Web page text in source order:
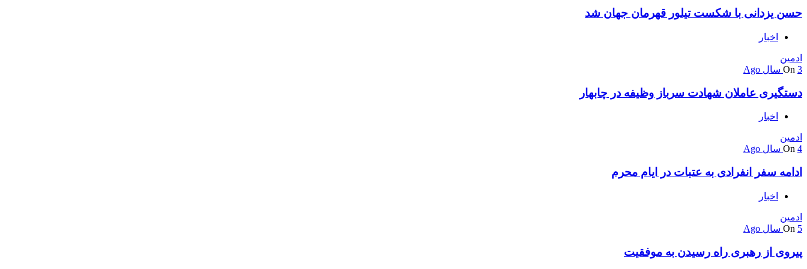
حسن یزدانی با شکست تیلور قهرمان جهان شد
اخبار
ادمین
On 3 سال Ago
دستگیری عاملان شهادت سرباز وظیفه در چابهار
اخبار
ادمین
On 4 سال Ago
ادامه سفر انفرادی به عتبات در ایام محرم
اخبار
ادمین
On 5 سال Ago
پیروی از رهبری راه رسیدن به موفقیت